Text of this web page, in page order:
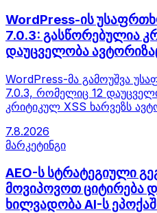
WordPress-ის
7.0.3: გასწორებულია
დაუცველობა
WordPress-მა გამოუშვა
7.0.3, რომელიც 12
კრიტიკულ XSS ხარვეზს
7.8.2026
მარკეტინგი
AEO-ს სტრატეგიული
მოვიპოვოთ ციტირება
ხილვადობა AI-ს